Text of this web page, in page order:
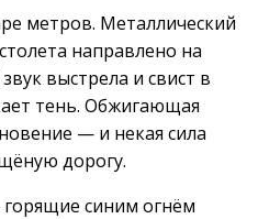
метров. Металлический
направлено на
выстрела и свист в
тень. Обжигающая
— и некая сила
дорогу.
синим огнём